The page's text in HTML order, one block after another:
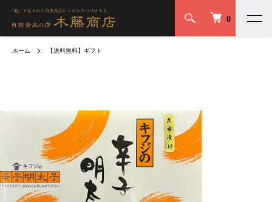
0
ホーム 【送料無料】ギフト